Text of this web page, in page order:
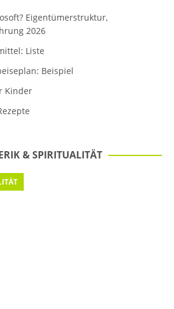
Eigentümerstruktur,
2026
Liste
Beispiel
Kinder
& SPIRITUALITÄT